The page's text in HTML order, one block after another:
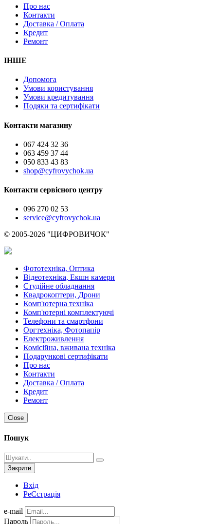
Про нас
Контакти
Доставка / Оплата
Кредит
Ремонт
ІНШЕ
Допомога
Умови користування
Умови кредитування
Подяки та сертифікати
Контакти магазину
067 424 32 36
063 459 37 44
050 833 43 83
shop@cyfrovychok.ua
Контакти сервісного центру
096 270 02 53
service@cyfrovychok.ua
© 2005-2026 "ЦИФРОВИЧОК"
Фототехніка, Оптика
Відеотехніка, Екшн камери
Студійне обладнання
Квадрокоптери, Дрони
Комп'ютерна техніка
Комп'ютерні комплектуючі
Телефони та смартфони
Оргтехніка, Фотопапір
Електроживлення
Комісійна, вживана техніка
Подарункові сертифікати
Про нас
Контакти
Доставка / Оплата
Кредит
Ремонт
Close
Пошук
Закрити
Вхід
РеЄстрація
e-mail
Пароль